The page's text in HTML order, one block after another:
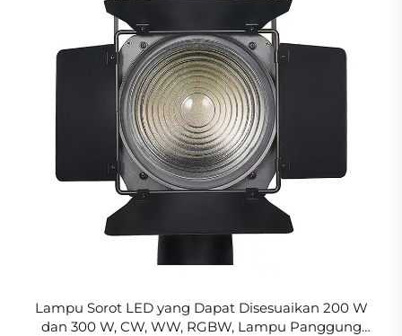
Lampu Sorot LED yang Dapat Disesuaikan 200 W
dan 300 W, CW, WW, RGBW, Lampu Panggung